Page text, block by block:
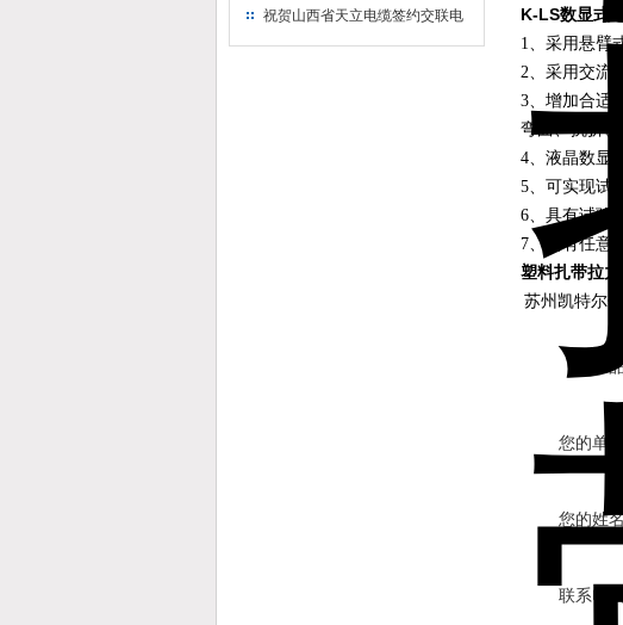
厂自然换气老化试验箱
祝贺山西省天立电缆签约交联电
K-LS数显式
1、采用悬臂
2、采用交流
3、增加合适
弯曲、抗折、
4、液晶数显
5、可实现试
6、具有试验
7、具有任意
塑料扎带拉
苏州凯特尔
产
您的单位
您的姓名
联系电话